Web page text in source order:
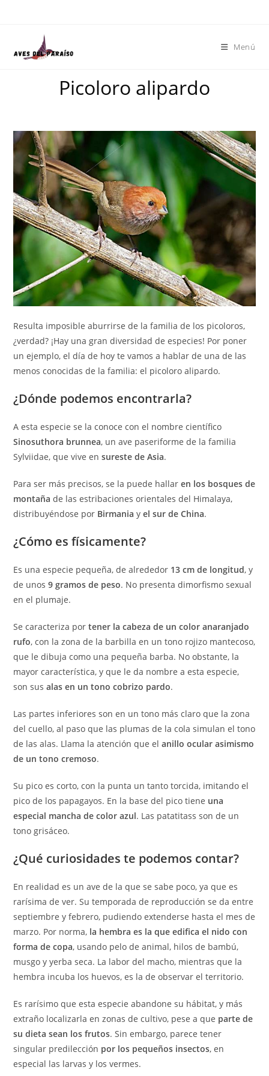
Menú
Picoloro alipardo
Resulta imposible aburrirse de la familia de los picoloros,
¿verdad? ¡Hay una gran diversidad de especies! Por poner
un ejemplo, el día de hoy te vamos a hablar de una de las
menos conocidas de la familia: el picoloro alipardo.
¿Dónde podemos encontrarla?
A esta especie se la conoce con el nombre científico
Sinosuthora brunnea, un ave paseriforme de la familia
Sylviidae, que vive ensureste de Asia.
Para ser más precisos, se la puede hallaren los bosques de
montañade las estribaciones orientales del Himalaya,
distribuyéndose por Birmania yel sur de China.
¿Cómo es físicamente?
Es una especie pequeña, de alrededor 13 cm de longitud, y
de unos9 gramos de peso. No presenta dimorfismo sexual
en el plumaje.
Se caracteriza portener la cabeza de un color anaranjado
rufo, con la zona de la barbilla en un tono rojizo mantecoso,
que le dibuja como una pequeña barba. No obstante, la
mayor característica, y que le da nombre a esta especie,
son susalas en un tono cobrizo pardo.
Las partes inferiores son en un tono más claro que la zona
del cuello, al paso que las plumas de la cola simulan el tono
de las alas. Llama la atención que elanillo ocular asimismo
de un tono cremoso.
Su pico es corto, con la punta un tanto torcida, imitando el
pico de los papagayos. En la base del pico tiene una
especial mancha de color azul. Las patatitass son de un
tono grisáceo.
¿Qué curiosidades te podemos contar?
En realidad es un ave de la que se sabe poco, ya que es
rarísima de ver. Su temporada de reproducción se da entre
septiembre y febrero, pudiendo extenderse hasta el mes de
marzo. Por norma, la hembra es la que edifica el nido con
forma de copa, usando pelo de animal, hilos de bambú,
musgo y yerba seca. La labor del macho, mientras que la
hembra incuba los huevos, es la de observar el territorio.
Es rarísimo que esta especie abandone su hábitat, y más
extraño localizarla en zonas de cultivo, pese a que parte de
su dieta sean los frutos. Sin embargo, parece tener
singular predilección por los pequeños insectos, en
especial las larvas y los vermes.